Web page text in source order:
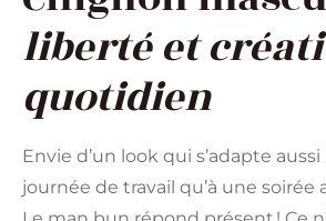
liberté et
quotidien
Envie d’un look qui s’adapte
journée de travail qu’à une soirée